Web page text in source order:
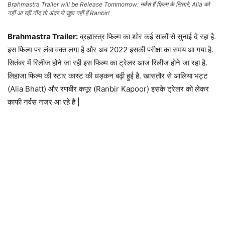
Brahmastra Trailer will be Release Tommorrow: नर्वस हैं फिल्म के सितारे, Alia को
नहीं आ रही नींद तो अंदर से खुश नहीं हैं Ranbir!
Brahmastra Trailer:ब्रह्मास्त्र फिल्म का शोर कई सालों से सुनाई दे रहा है.
इस फिल्म पर लंबा वक्त लगा है और अब 2022 इसकी परीक्षा का समय आ गया है.
सितंबर में रिलीज होने जा रही इस फिल्म का ट्रेलर आज रिलीज होने जा रहा है.
लिहाजा फिल्म की स्टार कास्ट की धड़कन बढ़ी हुई है. खासतौर से आलिया भट्ट
(Alia Bhatt) और रणबीर कपूर (Ranbir Kapoor) इसके ट्रेलर को लेकर
काफी नर्वस नजर आ रहे है |